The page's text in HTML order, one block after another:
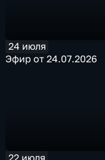
24 июля
Эфир от 24.07.2026
22 июля